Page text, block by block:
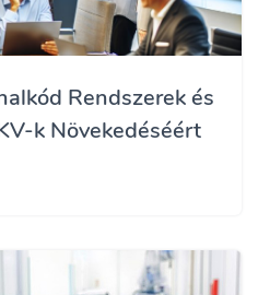
Rendszerek és
k Növekedéséért